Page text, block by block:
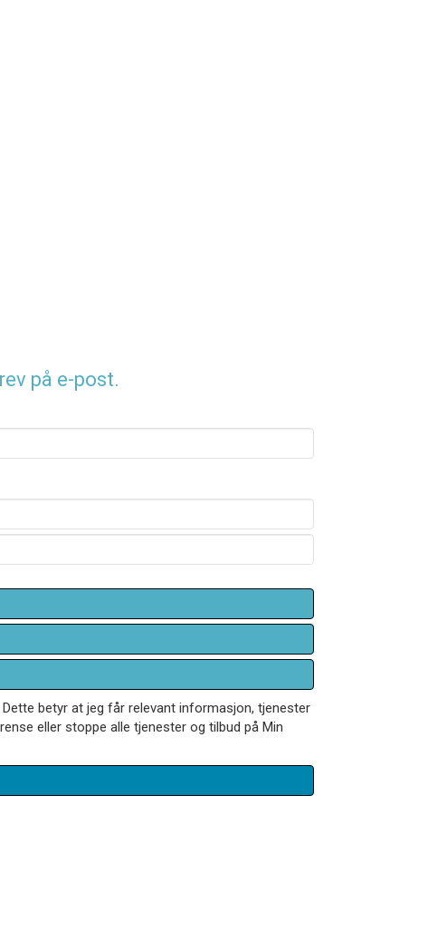
på e-post.
Dette betyr at jeg får relevant informasjon, tjenester
eller stoppe alle tjenester og tilbud på Min